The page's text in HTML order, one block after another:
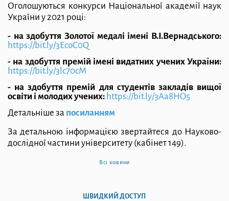
Оголошуються конкурси Національної академії наук
України у 2021 році:
- на здобуття Золотої медалі імені В.І.Вернадського:
https://bit.ly/3EcoC0Q
- на здобуття премій імені видатних учених України:
https://bit.ly/3lc70cM
- на здобуття премій для студентів закладів вищої
освіти і молодих учених: https://bit.ly/3Aa8HO5
Детальніше за посиланням
За детальною інформацією звертайтеся до Науково-
дослідної частини університету (кабінет 149).
Всі новини
ШВИДКИЙ ДОСТУП